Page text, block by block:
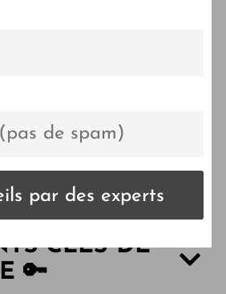
les détails de
l’incident
CLÉS DE
🔑